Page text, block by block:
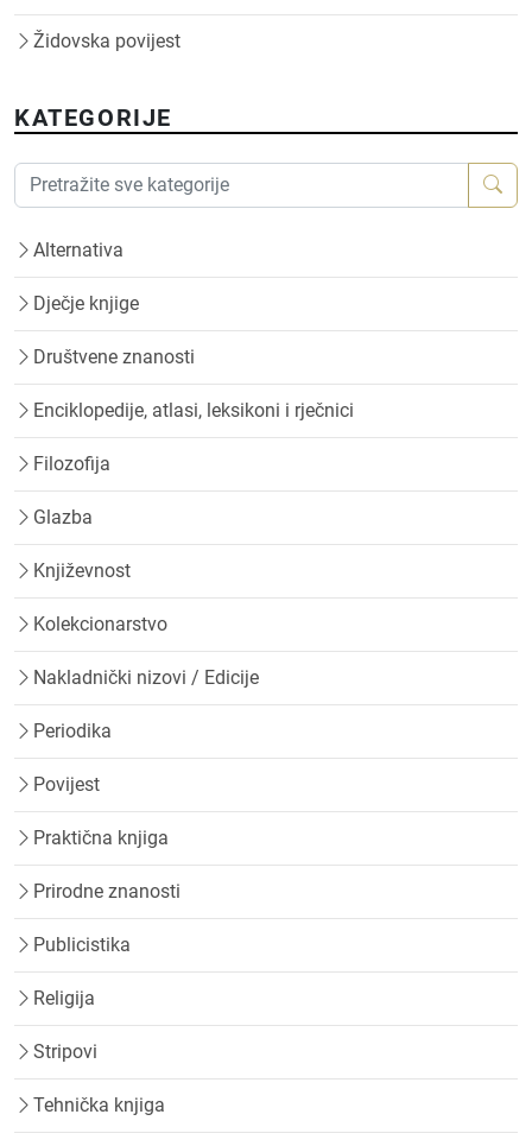
Židovska povijest
KATEGORIJE
Alternativa
Dječje knjige
Društvene znanosti
Enciklopedije, atlasi, leksikoni i rječnici
Filozofija
Glazba
Književnost
Kolekcionarstvo
Nakladnički nizovi / Edicije
Periodika
Povijest
Praktična knjiga
Prirodne znanosti
Publicistika
Religija
Stripovi
Tehnička knjiga